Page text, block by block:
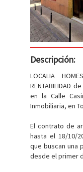
Descripción:
LOCALIA
RENTABILIDAD
en la Calle
Inmobiliaria, en
El contrato de
hasta el 18/10/
que buscan una
desde el primer